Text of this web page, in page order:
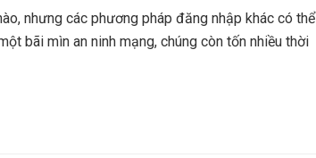
nhưng các phương pháp đăng nhập khác có thể
bãi mìn an ninh mạng, chúng còn tốn nhiều thời